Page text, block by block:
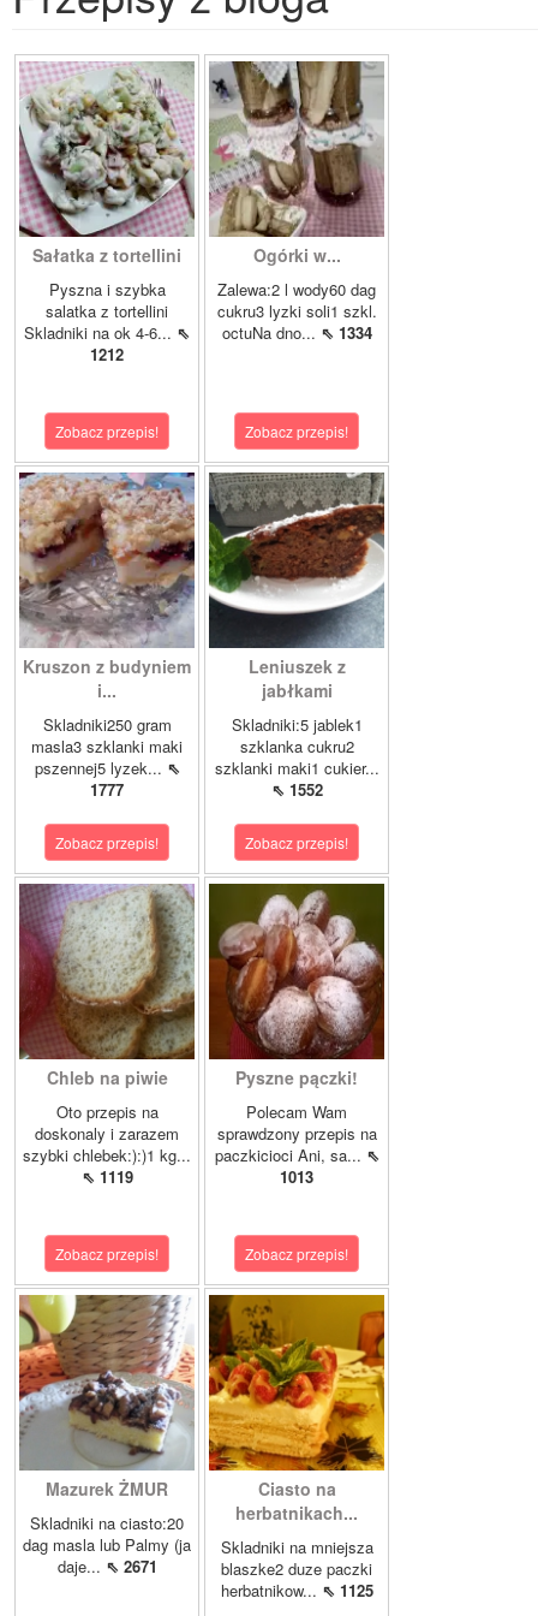
Sałatka z tortellini
Pyszna i szybka
salatka z tortellini
Skladniki na ok 4-6... ⇖
1212
Zobacz przepis!
Ogórki w...
Zalewa:2 l wody60 dag
cukru3 lyzki soli1 szkl.
octuNa dno... ⇖ 1334
Zobacz przepis!
Kruszon z budyniem
i...
Skladniki250 gram
masla3 szklanki maki
pszennej5 lyzek... ⇖
1777
Zobacz przepis!
Leniuszek z
jabłkami
Skladniki:5 jablek1
szklanka cukru2
szklanki maki1 cukier...
⇖ 1552
Zobacz przepis!
Chleb na piwie
Oto przepis na
doskonaly i zarazem
szybki chlebek:):)1 kg...
⇖ 1119
Zobacz przepis!
Pyszne pączki!
Polecam Wam
sprawdzony przepis na
paczkicioci Ani, sa... ⇖
1013
Zobacz przepis!
Mazurek ŻMUR
Skladniki na ciasto:20
dag masla lub Palmy (ja
daje... ⇖ 2671
Ciasto na
herbatnikach...
Skladniki na mniejsza
blaszke2 duze paczki
herbatnikow... ⇖ 1125